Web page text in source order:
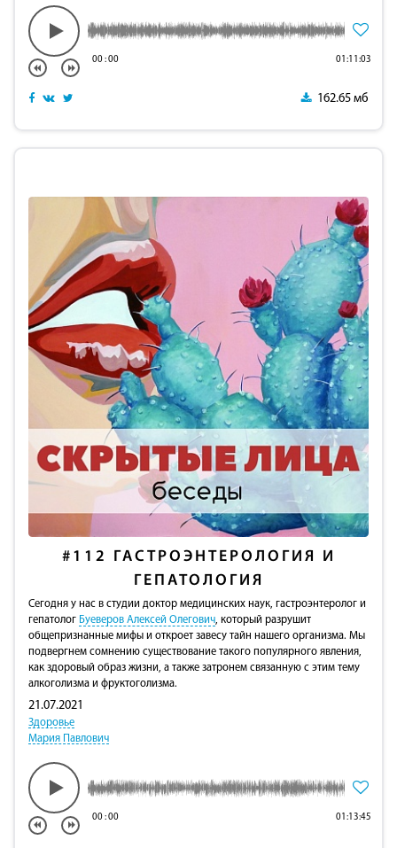
00:00 01:11:03
162.65 мб
#112
ГАСТРОЭНТЕРОЛОГИЯ И
ГЕПАТОЛОГИЯ
Сегодня у нас в студии доктор медицинских наук, гастроэнтеролог и
гепатолог Буеверов Алексей Олегович, который разрушит
общепризнанные мифы и откроет завесу тайн нашего организма. Мы
подвергнем сомнению существование такого популярного явления,
как здоровый образ жизни, а также затронем связанную с этим тему
алкоголизма и фруктоголизма.
21.07.2021
Здоровье
Мария Павлович
00:00 01:13:45